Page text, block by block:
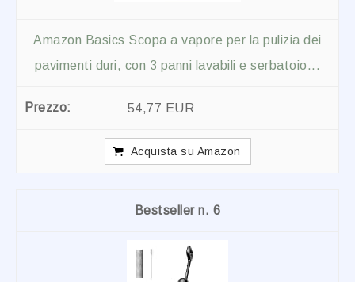
Amazon Basics Scopa a vapore per la pulizia dei
pavimenti duri, con 3 panni lavabili e serbatoio...
54,77 EUR
Acquista su Amazon
6